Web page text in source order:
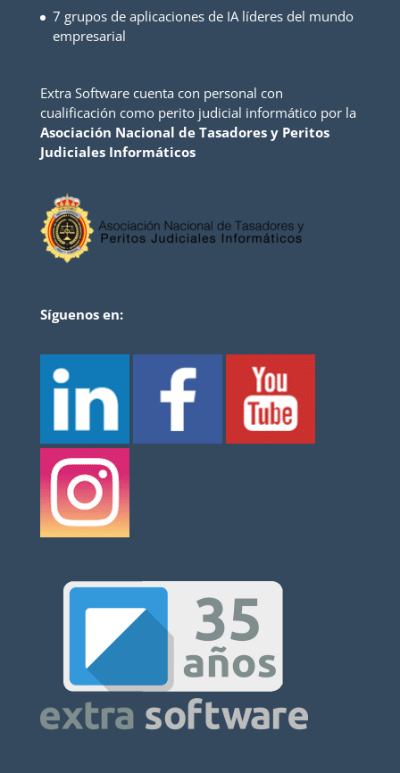
7 grupos de aplicaciones de IA líderes del mundo
empresarial
Extra Software cuenta con personal con
cualificación como perito judicial informático por la
Asociación Nacional de Tasadores y Peritos
Judiciales Informáticos
Síguenos en: